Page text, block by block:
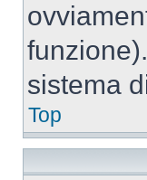
sistema
Top